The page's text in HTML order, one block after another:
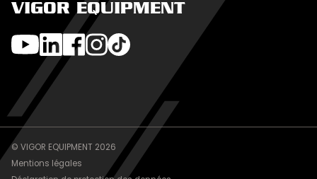
VIGOR EQUIPMENT
© VIGOR EQUIPMENT 2026
Mentions légales